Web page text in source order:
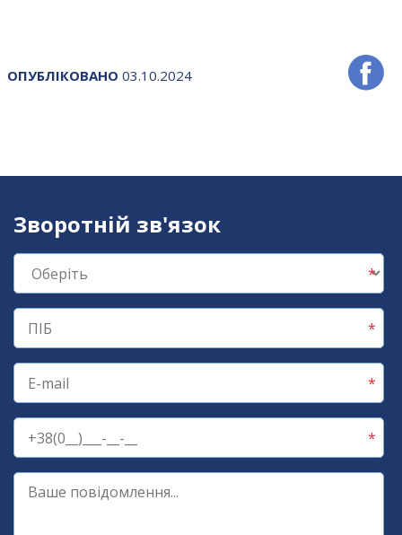
ОПУБЛІКОВАНО 03.10.2024
Зворотній зв'язок